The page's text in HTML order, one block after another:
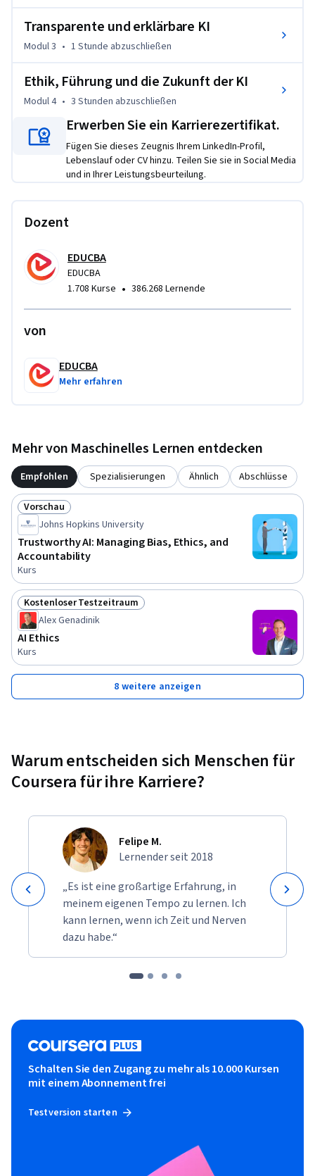
Rahmenbedingungen umzusetzen und verantwortungsvolle
KI-Initiativen in ihren Organisationen zu leiten.
Was diesen Kurs einzigartig macht, ist seine ganzheitliche
Kombination aus technischem Verständnis, ethischem
unterstützt durch Quizfragen auf Modulebene, strukturierte
Bewertungen und szenariobasierte Beispiele aus realen KI-
Anwendungen. Dieser Kurs richtet sich an Fachleute,
Studierende und Entscheidungsträger und befähigt die
sich rasch entwickelnden digitalen Umgebungen für eine
Transparente und erklärbare KI
Modul 3 • 1 Stunde abzuschließen
Ethik, Führung und die Zukunft der KI
Modul 4 • 3 Stunden abzuschließen
Erwerben Sie ein Karrierezertifikat.
Fügen Sie dieses Zeugnis Ihrem LinkedIn-Profil,
Lebenslauf oder CV hinzu. Teilen Sie sie in Social Media
und in Ihrer Leistungsbeurteilung.
Dozent
EDUCBA
EDUCBA
1.708 Kurse • 386.268 Lernende
von
EDUCBA
Mehr erfahren
Mehr von Maschinelles Lernen entdecken
Empfohlen Spezialisierungen Ähnlich Abschlüsse
Status: Vorschau
Vorschau
Johns Hopkins University
Trustworthy AI: Managing Bias, Ethics, and
Accountability
Kurs
Status: Kostenloser Testzeitraum
Kostenloser Testzeitraum
Alex Genadinik
AI Ethics
Kurs
8 weitere anzeigen
Warum entscheiden sich Menschen für
Coursera für ihre Karriere?
Felipe M.
Lernender seit 2018
„Es ist eine großartige Erfahrung, in
meinem eigenen Tempo zu lernen. Ich
kann lernen, wenn ich Zeit und Nerven
dazu habe.“
Schalten Sie den Zugang zu mehr als 10.000 Kursen
mit einem Abonnement frei
Testversion starten